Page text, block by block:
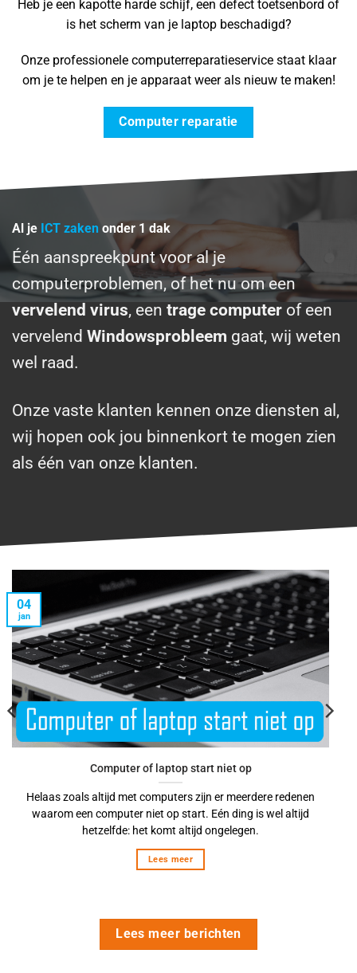
Heb je een kapotte harde schijf, een defect toetsenbord of
is het scherm van je laptop beschadigd?
Onze professionele computerreparatieservice staat klaar
om je te helpen en je apparaat weer als nieuw te maken!
Computer reparatie
Al je ICT zaken onder 1 dak
Één aanspreekpunt voor al je
computerproblemen, of het nu om een
vervelend virus, een trage computer of een
vervelend Windowsprobleem gaat, wij weten
wel raad.
Onze vaste klanten kennen onze diensten al,
wij hopen ook jou binnenkort te mogen zien
als één van onze klanten.
Computer of laptop start niet op
Helaas zoals altijd met computers zijn er meerdere redenen
waarom een computer niet op start. Eén ding is wel altijd
hetzelfde: het komt altijd ongelegen.
Lees meer
04
jan
Lees meer berichten